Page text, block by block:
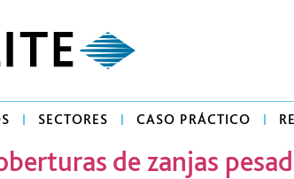
SECTORES CASO PRÁCTICO
de zanjas